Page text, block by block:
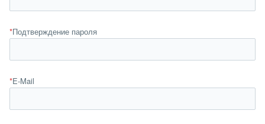
*Подтверждение пароля
*E-Mail